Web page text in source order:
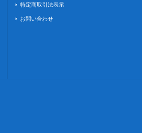
特定商取引法表示
お問い合わせ